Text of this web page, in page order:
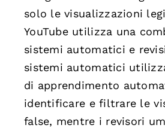
solo le visualizzazioni
YouTube utilizza una
sistemi automatici e
sistemi automatici
di apprendimento
identificare e filtrare le
false, mentre i revisori